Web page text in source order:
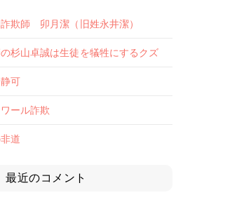
欺師 卯月潔（旧姓永井潔）
杉山卓誠は生徒を犠牲にするクズ
可
ール詐欺
道
最近のコメント